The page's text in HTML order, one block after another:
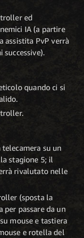
ed
IA (a partire
assistita PvP verrà
quando ci si
su un
stagione 5; il
rivalutato nelle
(sposta la
per passare da un
mouse e tastiera
e rotella del